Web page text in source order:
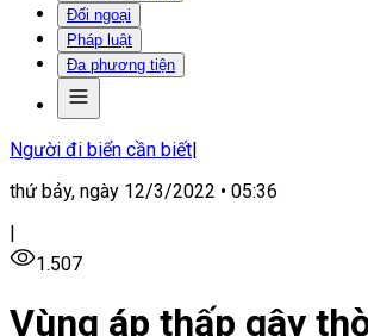
Đối ngoại
Pháp luật
Đa phương tiện
Người đi biển cần biết|
thứ bảy, ngày 12/3/2022 • 05:36
|
1.507
Vùng áp thấp gây